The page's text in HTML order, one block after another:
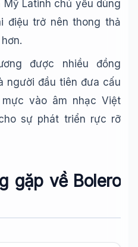
Mỹ Latinh chủ yếu dùng
điệu trở nên thong thả
được nhiều đồng
người đầu tiên đưa cấu
vào âm nhạc Việt
sự phát triển rực rỡ
gặp về Bolero